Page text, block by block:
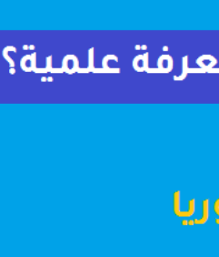
علمية؟ نموذج تطبيقي لتحليل